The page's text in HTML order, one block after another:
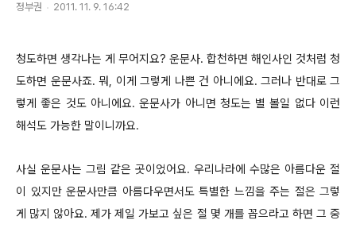
정부권 2011. 11. 9. 16:42
청도하면 생각나는 게 무어지요? 운문사. 합천하면 해인사인 것처럼 청
도하면 운문사죠. 뭐, 이게 그렇게 나쁜 건 아니에요. 그러나 반대로 그
렇게 좋은 것도 아니에요. 운문사가 아니면 청도는 별 볼일 없다 이런
해석도 가능한 말이니까요.
사실 운문사는 그림 같은 곳이었어요. 우리나라에 수많은 아름다운 절
이 있지만 운문사만큼 아름다우면서도 특별한 느낌을 주는 절은 그렇
게 많지 않아요. 제가 제일 가보고 싶은 절 몇 개를 꼽으라고 하면 그 중